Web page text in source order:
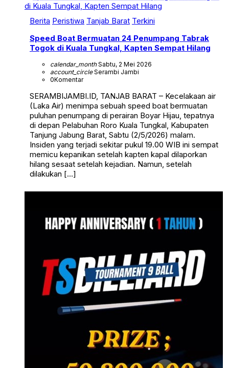
Berita Peristiwa Tanjab Barat Terkini
Speed Boat Bermuatan 24 Penumpang Tabrak
Togok di Kuala Tungkal, Kapten Sempat Hilang
calendar_monthSabtu, 2 Mei 2026
account_circleSerambi Jambi
0Komentar
SERAMBIJAMBI.ID, TANJAB BARAT – Kecelakaan air
(Laka Air) menimpa sebuah speed boat bermuatan
puluhan penumpang di perairan Boyar Hijau, tepatnya
di depan Pelabuhan Roro Kuala Tungkal, Kabupaten
Tanjung Jabung Barat, Sabtu (2/5/2026) malam.
Insiden yang terjadi sekitar pukul 19.00 WIB ini sempat
memicu kepanikan setelah kapten kapal dilaporkan
hilang sesaat setelah kejadian. Namun, setelah
dilakukan […]